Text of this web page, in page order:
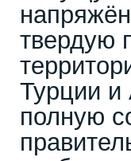
твердую
Турции и
полную